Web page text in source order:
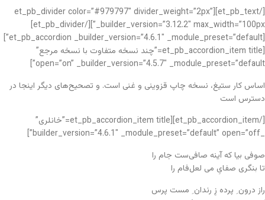
[/et_pb_text][et_pb_divider color=”#979797″ divider_weight=”2px”
_builder_version=”3.12.2″ max_width=”100px”][/et_pb_divider]
[et_pb_accordion _builder_version=”4.6.1″ _module_preset=”default”]
[et_pb_accordion_item title=”چند نسخه متفاوت با نسخه مرجع”
open=”on” _builder_version=”4.5.7″ _module_preset=”default”]
اساس کار ستیغ، نسخه چاپ قزوینی و غنی است. و تصحیح‌های دیگر اینجا در
دسترس است
[/et_pb_accordion_item][et_pb_accordion_item title=”خانلری”
_builder_version=”4.6.1″ _module_preset=”default” open=”off”]
صوفی بیا که آینه صافی‌ست جام را
تا بنگری صفایِ می لعل‌فام را
راز درون ِ پرده زِ رندان ِ مست پرس